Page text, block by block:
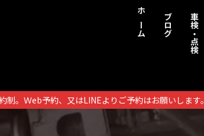
ホーム ブログ 車検・点検
。Ｗeb予約、又はLINEよりご予約はお願いします。